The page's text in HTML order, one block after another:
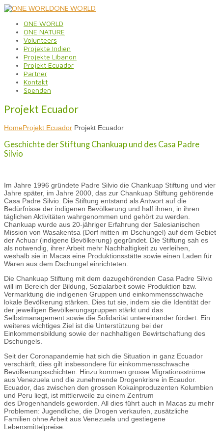
ONE WORLD
ONE WORLD
ONE NATURE
Volunteers
Projekte Indien
Projekte Libanon
Projekt Ecuador
Partner
Kontakt
Spenden
Projekt Ecuador
HomeProjekt Ecuador Projekt Ecuador
Geschichte der Stiftung Chankuap und des Casa Padre
Silvio
Im Jahre 1996 gründete Padre Silvio die Chankuap Stiftung und vier
Jahre später, im Jahre 2000, das zur Chankuap Stiftung gehörende
Casa Padre Silvio. Die Stiftung entstand als Antwort auf die
Bedürfnisse der indigenen Bevölkerung und half ihnen, in ihren
täglichen Aktivitäten wahrgenommen und gehört zu werden.
Chankuap wurde aus 20-jähriger Erfahrung der Salesianischen
Mission von Wasakentsa (Dorf mitten im Dschungel) auf dem Gebiet
der Achuar (indigene Bevölkerung) gegründet. Die Stiftung sah es
als notwendig, ihrer Arbeit mehr Nachhaltigkeit zu verleihen,
weshalb sie in Macas eine Produktionsstätte sowie einen Laden für
Waren aus dem Dschungel einrichteten.
Die Chankuap Stiftung mit dem dazugehörenden Casa Padre Silvio
will im Bereich der Bildung, Sozialarbeit sowie Produktion bzw.
Vermarktung die indigenen Gruppen und einkommensschwache
lokale Bevölkerung stärken. Dies tut sie, indem sie die Identität der
der jeweiligen Bevölkerungsgruppen stärkt und das
Selbstmanagement sowie die Solidarität untereinander fördert. Ein
weiteres wichtiges Ziel ist die Unterstützung bei der
Einkommensbildung sowie der nachhaltigen Bewirtschaftung des
Dschungels.
Seit der Coronapandemie hat sich die Situation in ganz Ecuador
verschärft, dies gilt insbesondere für einkommensschwache
Bevölkerungsschichten. Hinzu kommen grosse Migrationsströme
aus Venezuela und die zunehmende Drogenkrisre in Ecaudor.
Ecuador, das zwischen den grossen Kokainproduzenten Kolumbien
und Peru liegt, ist mittlerweile zu einem Zentrum
des Drogenhandels geworden. All dies führt auch in Macas zu mehr
Problemen: Jugendliche, die Drogen verkaufen, zusätzliche
Familien ohne Arbeit aus Venezuela und gestiegene
Lebensmittelpreise.